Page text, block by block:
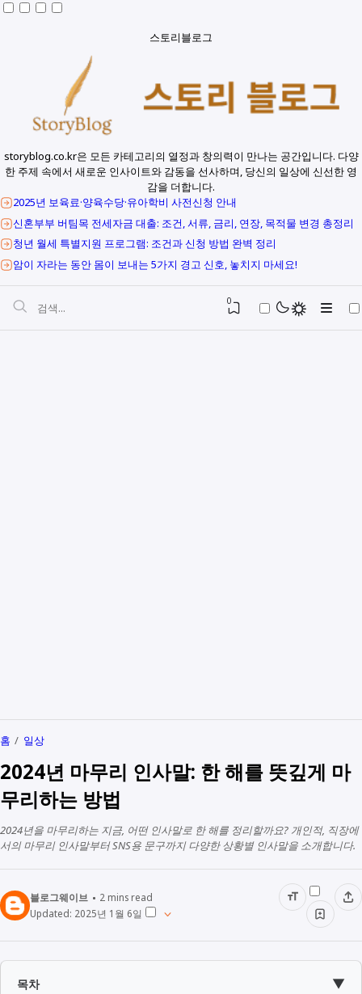
스토리블로그
storyblog.co.kr은 모든 카테고리의 열정과 창의력이 만나는 공간입니다. 다양
한 주제 속에서 새로운 인사이트와 감동을 선사하며, 당신의 일상에 신선한 영
감을 더합니다.
2025년 보육료·양육수당·유아학비 사전신청 안내
신혼부부 버팀목 전세자금 대출: 조건, 서류, 금리, 연장, 목적물 변경 총정리
청년 월세 특별지원 프로그램: 조건과 신청 방법 완벽 정리
암이 자라는 동안 몸이 보내는 5가지 경고 신호, 놓치지 마세요!
0
홈 일상
2024년 마무리 인사말: 한 해를 뜻깊게 마
무리하는 방법
2024년을 마무리하는 지금, 어떤 인사말로 한 해를 정리할까요? 개인적, 직장에
서의 마무리 인사말부터 SNS용 문구까지 다양한 상황별 인사말을 소개합니다.
블로그웨이브 2 mins read
Updated: 2025년 1월 6일
목차 ▼